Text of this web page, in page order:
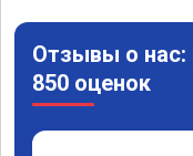
Отзывы о нас:
850 оценок